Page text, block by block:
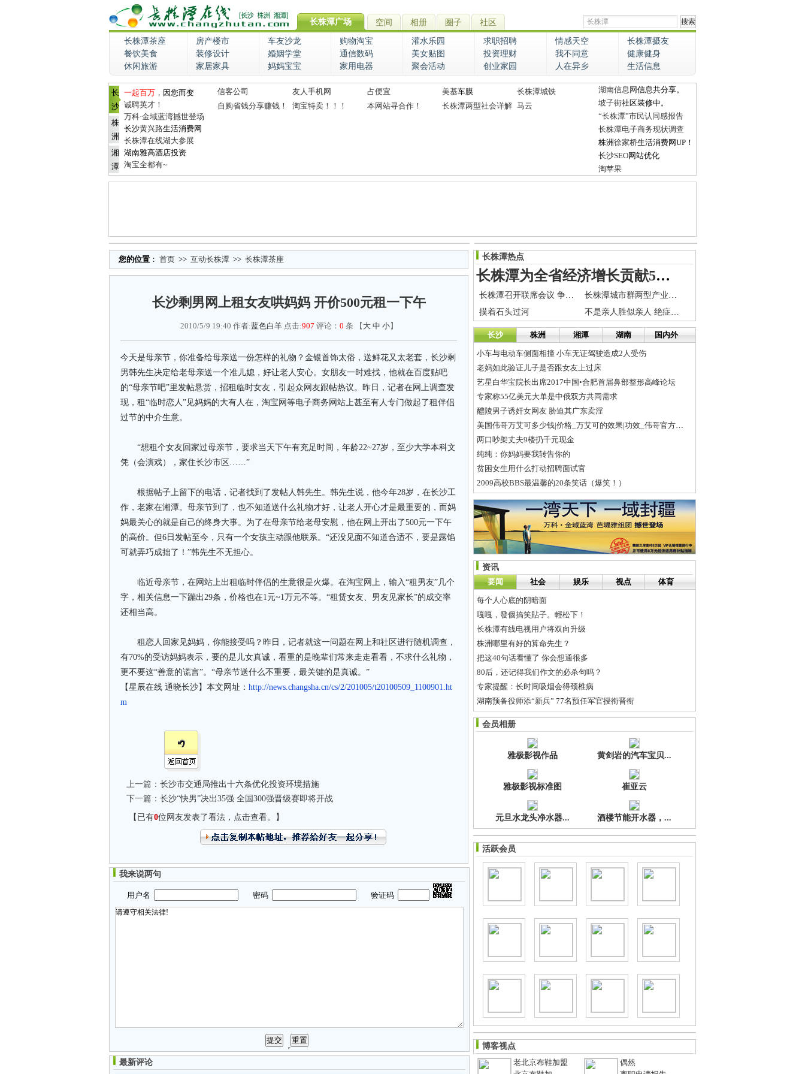
长株潭广场 空间 相册 圈子 社区
长株潭茶座 房产楼市 车友沙龙 购物淘宝 灌水乐园 求职招聘 情感天空
长株潭摄友
餐饮美食
装修设计 婚姻学堂 通信数码 美女贴图 投资理财 我不同意
健康健身
休闲旅游
家居家具 妈妈宝宝 家用电器 聚会活动 创业家园 人在异乡 生活信息
长
沙
株
洲
湘
潭
一起百万 ，因您而变
诚聘英才！
万科·金域蓝湾撼世登场
长沙黄兴路生活消费网
长株潭在线湖大参展
湖南雅高酒店投资
淘宝全都有~
信客公司 友人手机网 占便宜 美基车膜
长株潭城铁
自购省钱分享赚钱！
淘宝特卖！！！ 本网站寻合作！ 长株潭两型社会详解 马云
湖南信息网信息共分享。
坡子街社区装修中。
“长株潭”市民认同感报告
长株潭电子商务现状调查
株洲徐家桥生活消费网UP！
长沙SEO网站优化
淘苹果
您的位置 ： 首页 >> 互动长株潭 >> 长株潭茶座
长沙剩男网上租女友哄妈妈 开价500元租一下午
2010/5/9 19:40 作者:蓝色白羊点击:907 评论： 0 条 【 大 中 小】
今天是母亲节，你准备给母亲送一份怎样的礼物？金银首饰太俗，送鲜花又太老套，长沙剩
男韩先生决定给老母亲送一个准儿媳，好让老人安心。女朋友一时难找，他就在百度贴吧
的“母亲节吧”里发帖悬赏，招租临时女友，引起众网友跟帖热议。昨日，记者在网上调查发
现，租“临时恋人”见妈妈的大有人在，淘宝网等电子商务网站上甚至有人专门做起了租伴侣
过节的中介生意。
“想租个女友回家过母亲节，要求当天下午有充足时间，年龄22~27岁，至少大学本科文
凭（会演戏），家住长沙市区……”
根据帖子上留下的电话，记者找到了发帖人韩先生。韩先生说，他今年28岁，在长沙工
作，老家在湘潭。母亲节到了，也不知道送什么礼物才好，让老人开心才是最重要的，而妈
妈最关心的就是自己的终身大事。为了在母亲节给老母安慰，他在网上开出了500元一下午
的高价。但6日发帖至今，只有一个女孩主动跟他联系。“还没见面不知道合适不，要是露馅
可就弄巧成拙了！”韩先生不无担心。
临近母亲节，在网站上出租临时伴侣的生意很是火爆。在淘宝网上，输入“租男友”几个
字，相关信息一下蹦出29条，价格也在1元~1万元不等。“租赁女友、男友见家长”的成交率
还相当高。
租恋人回家见妈妈，你能接受吗？昨日，记者就这一问题在网上和社区进行随机调查，
有70%的受访妈妈表示，要的是儿女真诚，看重的是晚辈们常来走走看看，不求什么礼物，
更不要这“善意的谎言”。“母亲节送什么不重要，最关键的是真诚。”
【星辰在线 通晓长沙】本文网址： http://news.changsha.cn/cs/2/201005/t20100509_1100901.ht
m
上一篇： 长沙市交通局推出十六条优化投资环境措施
下一篇： 长沙“快男”决出35强 全国300强晋级赛即将开战
【已有0位网友发表了看法，点击查看。】
我来说两句
用户名 密码 验证码
最新评论
长株潭热点
长株潭为全省经济增长贡献55%
长株潭召开联席会议 争取迈入国家级城市群行列
长株潭城市群两型产业振兴工程实施方案将出台
摸着石头过河
不是亲人胜似亲人 绝症患者慷慨资助贫困病友
长沙 株洲 湘潭 湖南 国内外
小车与电动车侧面相撞 小车无证驾驶造成2人受伤
老妈如此验证儿子是否跟女友上过床
艺星白华宝院长出席2017中国•合肥首届鼻部整形高峰论坛
专家称55亿美元大单是中俄双方共同需求
醴陵男子诱奸女网友 胁迫其广东卖淫
美国伟哥万艾可多少钱|价格_万艾可的效果|功效_伟哥官方网站
两口吵架丈夫9楼扔千元现金
纯纯：你妈妈要我转告你的
贫困女生用什么打动招聘面试官
2009高校BBS最温馨的20条笑话（爆笑！）
资讯
要闻
社会 娱乐 视点 体育
每个人心底的阴暗面
嘎嘎，發個搞笑貼子。輕松下！
长株潭有线电视用户将双向升级
株洲哪里有好的算命先生？
把这40句话看懂了 你会想通很多
80后，还记得我们作文的必杀句吗？
专家提醒：长时间吸烟会得颈椎病
湖南预备役师添“新兵” 77名预任军官授衔晋衔
夏季新房装修如何去除油漆味？
错过了妇女节还有母亲节——给她最好的礼物
会员相册
雅极影视作品 黄剑岩的汽车宝贝...
雅极影视标准图 崔亚云
元旦水龙头净水器... 酒楼节能开水器，...
活跃会员
博客视点
老北京布鞋加盟
偶然